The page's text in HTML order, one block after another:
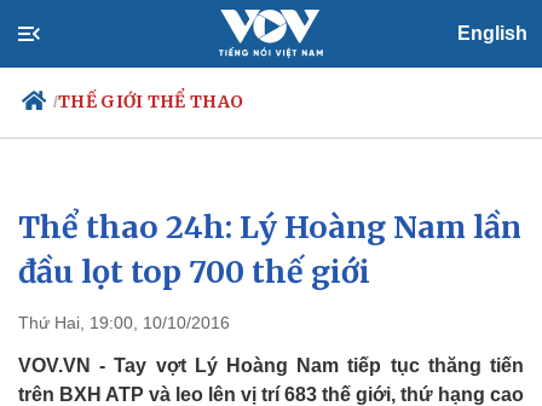
English
/THẾ GIỚI THỂ THAO
Chính trị
Đảng
Tổ chức nhân sự
Nhận diện sự thật
Xã hội
Tin 24h
Dự báo thời tiết
Việc làm
Biển đảo
Thể thao 24h: Lý Hoàng Nam lần
đầu lọt top 700 thế giới
Thứ Hai, 19:00, 10/10/2016
VOV.VN - Tay vợt Lý Hoàng Nam tiếp tục thăng tiến
trên BXH ATP và leo lên vị trí 683 thế giới, thứ hạng cao